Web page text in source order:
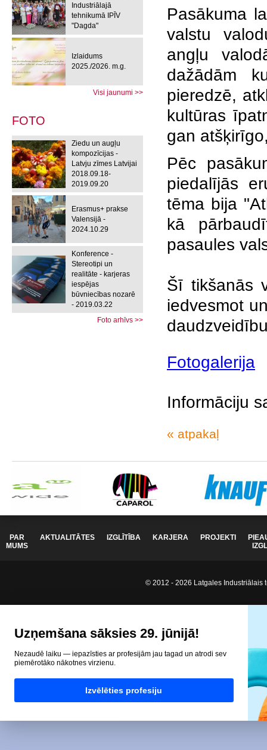
Industriālajā
tehnikumā IPĪV
"Dagda"
Izlaidums
2025./2026. m.g.
Visi jaunumi >>
FOTO
Ziedu un augļu
kompozīcijas -
Latvju zīmes Latvijai
2018.09.18-
2019.09.20
Erasmus+ prakse
Valensijā -
2024.10.29
Konference -
Stereotipi un
realitāte - karjeras
iespējas
būvniecības nozarē
- 2019.03.22
Foto arhīvs >>
Pasākuma
valstu
angļu
dažādām
pieredzē,
kultūras
gan
Pēc
piedalījās
tēma bija
kā
pasaules
Šī tikšanās
iedvesmot
Fotogalerija
Informāciju
« atpakaļ
PAR
MUMS
AKTUALITĀTES IZGLĪTĪBA KARJERA PROJEKTI
© 2012 - 2026 Latgales Industriālais
Uzņemšana sāksies 29. jūnijā!
Nezaudē laiku — iepazīsties ar profesijām jau tagad un atrodi sev
piemērotāko nākotnes virzienu.
Izvēlēties profesiju